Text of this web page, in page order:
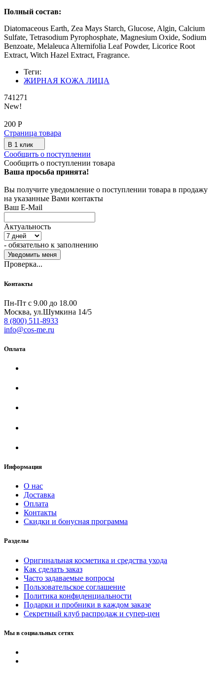
Полный состав:
Diatomaceous Earth, Zea Mays Starch, Glucose, Algin, Calcium
Sulfate, Tetrasodium Pyrophosphate, Magnesium Oxide, Sodium
Benzoate, Melaleuca Alternifolia Leaf Powder, Licorice Root
Extract, Witch Hazel Extract, Fragrance.
Теги:
ЖИРНАЯ КОЖА ЛИЦА
741271
New!
200 Р
Страница товара
В 1 клик
Сообщить о поступлении
Сообщить о поступлении товара
Ваша просьба принята!
Вы получите уведомление о поступлении товара в продажу
на указанные Вами контакты
Ваш E-Mail
Актуальность
- обязательно к заполнению
Проверка...
Контакты
Пн-Пт с 9.00 до 18.00
Москва, ул.Шумкина 14/5
8 (800) 511-8933
info@cos-me.ru
Оплата
Информация
О нас
Доставка
Оплата
Контакты
Скидки и бонусная программа
Разделы
Оригинальная косметика и средства ухода
Как сделать заказ
Часто задаваемые вопросы
Пользовательское соглашение
Политика конфиденциальности
Подарки и пробники в каждом заказе
Секретный клуб распродаж и супер-цен
Мы в социальных сетях